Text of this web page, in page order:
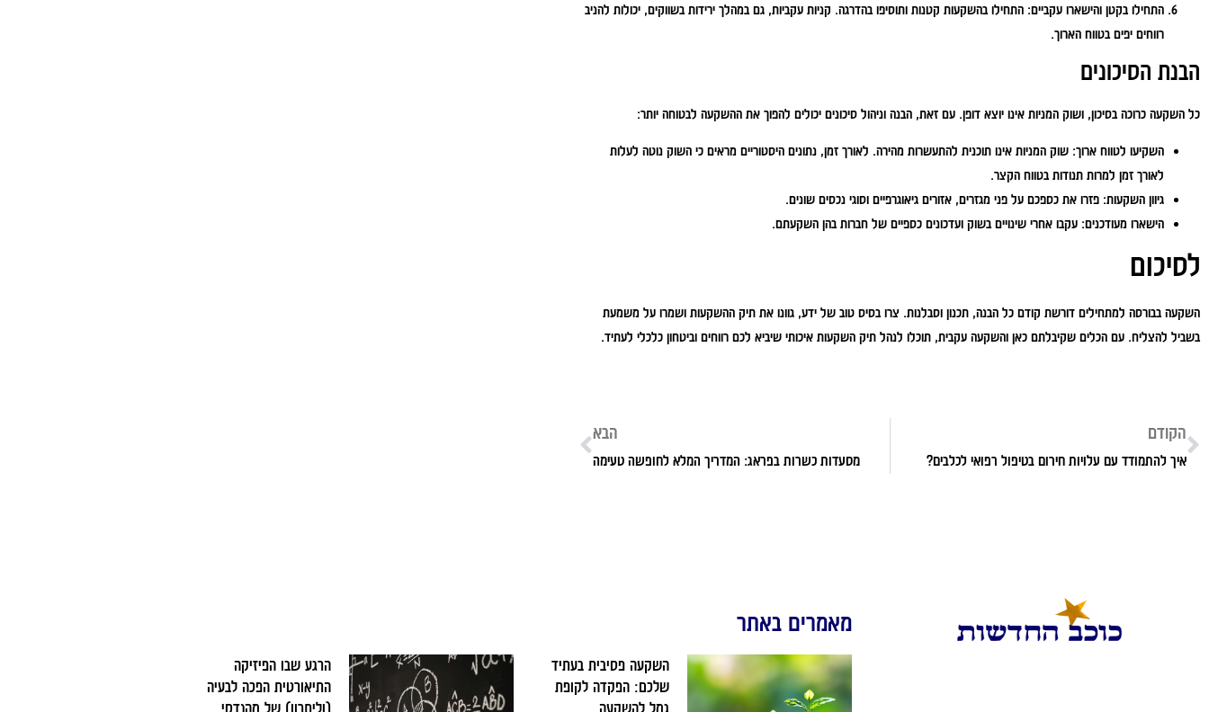
התחילו בקטן והישארו עקביים: התחילו בהשקעות קטנות ותוסיפו בהדרגה. קניות עקביות, גם במהלך ירידות בשווקים, יכולות להניב
רווחים יפים בטווח הארוך.
הבנת הסיכונים
כל השקעה כרוכה בסיכון, ושוק המניות אינו יוצא דופן. עם זאת, הבנה וניהול סיכונים יכולים להפוך את ההשקעה לבטוחה יותר:
השקיעו לטווח ארוך: שוק המניות אינו תוכנית להתעשרות מהירה. לאורך זמן, נתונים היסטוריים מראים כי השוק נוטה לעלות
לאורך זמן למרות תנודות בטווח הקצר.
גיוון השקעות: פזרו את כספכם על פני מגזרים, אזורים גיאוגרפיים וסוגי נכסים שונים.
הישארו מעודכנים: עקבו אחרי שינויים בשוק ועדכונים כספיים של חברות בהן השקעתם.
לסיכום
השקעה בבורסה למתחילים דורשת קודם כל הבנה, תכנון וסבלנות. צרו בסיס טוב של ידע, גוונו את תיק ההשקעות ושמרו על משמעת
בשביל להצליח. עם הכלים שקיבלתם כאן והשקעה עקבית, תוכלו לנהל תיק השקעות איכותי שיביא לכם רווחים וביטחון כלכלי לעתיד.
הקודם
איך להתמודד עם עלויות חירום בטיפול רפואי לכלבים?
הבא
מסעדות כשרות בפראג: המדריך המלא לחופשה טעימה
מאמרים באתר
השקעה פסיבית בעתיד
שלכם: הפקדה לקופת
גמל להשקעה
הרגע שבו הפיזיקה
התיאורטית הפכה לבעיה
(וליתרון) של מהנדסי